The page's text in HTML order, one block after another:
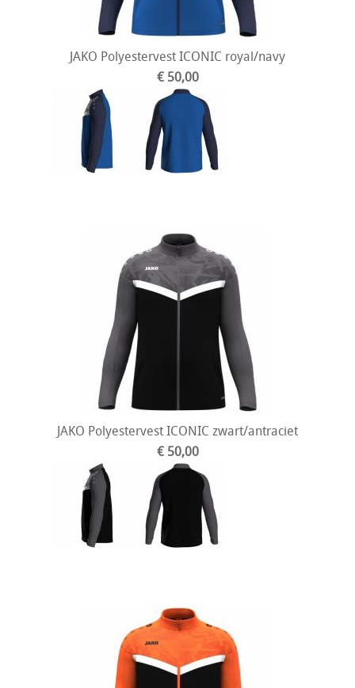
JAKO Polyestervest ICONIC royal/navy
€ 50,00
JAKO Polyestervest ICONIC zwart/antraciet
€ 50,00